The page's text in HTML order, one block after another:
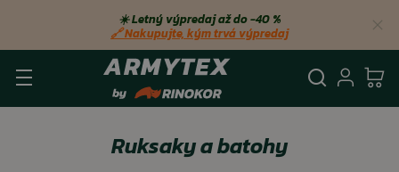
☀️ Letný výpredaj až do −40 %
🔗 Nakupujte, kým trvá výpredaj
Ruksaky a batohy